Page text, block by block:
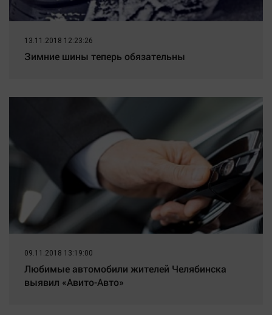
13.11.2018 12:23:26
Зимние шины теперь обязательны
09.11.2018 13:19:00
Любимые автомобили жителей Челябинска
выявил «Авито-Авто»